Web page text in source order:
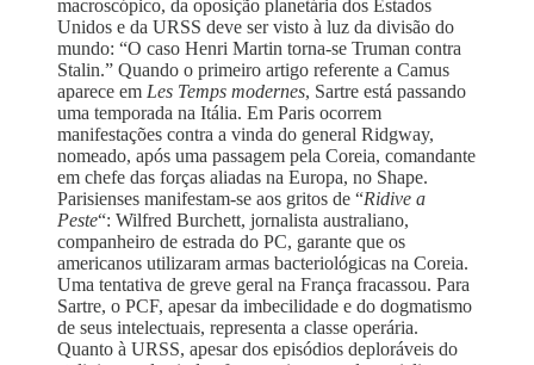
macroscópico, da oposição planetária dos Estados
Unidos e da URSS deve ser visto à luz da divisão do
mundo: “O caso Henri Martin torna-se Truman contra
Stalin.” Quando o primeiro artigo referente a Camus
aparece em Les Temps modernes, Sartre está passando
uma temporada na Itália. Em Paris ocorrem
manifestações contra a vinda do general Ridgway,
nomeado, após uma passagem pela Coreia, comandante
em chefe das forças aliadas na Europa, no Shape.
Parisienses manifestam-se aos gritos de “Ridive a
Peste“: Wilfred Burchett, jornalista australiano,
companheiro de estrada do PC, garante que os
americanos utilizaram armas bacteriológicas na Coreia.
Uma tentativa de greve geral na França fracassou. Para
Sartre, o PCF, apesar da imbecilidade e do dogmatismo
de seus intelectuais, representa a classe operária.
Quanto à URSS, apesar dos episódios deploráveis do